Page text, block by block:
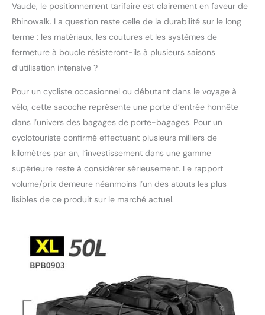
Vaude, le positionnement tarifaire est clairement en faveur de
Rhinowalk. La question reste celle de la durabilité sur le long
terme : les matériaux, les coutures et les systèmes de
fermeture à boucle résisteront-ils à plusieurs saisons
d’utilisation intensive ?
Pour un cycliste occasionnel ou débutant dans le voyage à
vélo, cette sacoche représente une porte d’entrée honnête
dans l’univers des bagages de porte-bagages. Pour un
cyclotouriste confirmé effectuant plusieurs milliers de
kilomètres par an, l’investissement dans une gamme
supérieure reste à considérer sérieusement. Le rapport
volume/prix demeure néanmoins l’un des atouts les plus
lisibles de ce produit sur le marché actuel.